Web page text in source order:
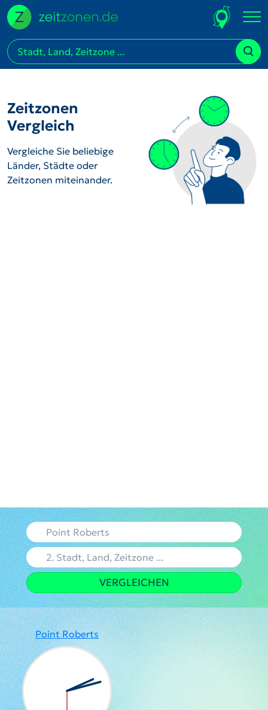
Zeitzonen
Vergleich
Vergleiche Sie beliebige
Länder, Städte oder
Zeitzonen miteinander.
VERGLEICHEN
Point Roberts